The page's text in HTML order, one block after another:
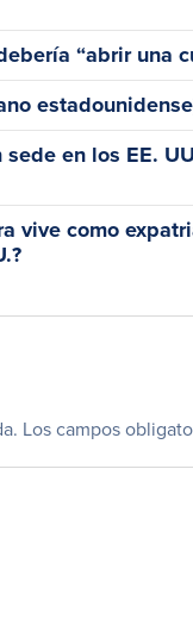
“abrir una
en los EE.
vive como
Los campos